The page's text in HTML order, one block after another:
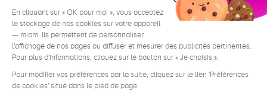
BESOIN D'AIDE ? FR
En cliquant sur « OK pour moi », vous acceptez
le stockage de nos cookies sur votre appareil
— miam. Ils permettent de personnaliser
l'affichage de nos pages ou diffuser et mesurer des publicités pertinentes.
Pour plus d'informations, cliquez sur le bouton sur « Je choisis ».
Pour modifier vos préférences par la suite, cliquez sur le lien 'Préférences
de cookies' situé dans le pied de page.